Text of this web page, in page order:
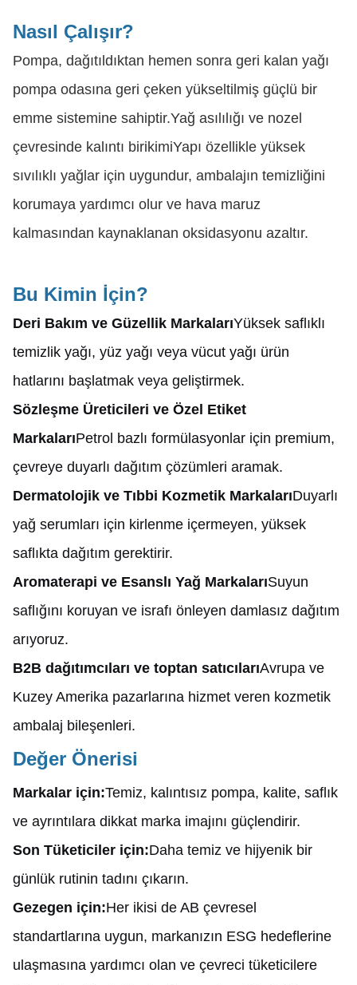
Nasıl Çalışır?
Pompa, dağıtıldıktan hemen sonra geri kalan yağı
pompa odasına geri çeken yükseltilmiş güçlü bir
emme sistemine sahiptir.Yağ asılılığı ve nozel
çevresinde kalıntı birikimiYapı özellikle yüksek
sıvılıklı yağlar için uygundur, ambalajın temizliğini
korumaya yardımcı olur ve hava maruz
kalmasından kaynaklanan oksidasyonu azaltır.
Bu Kimin İçin?
Deri Bakım ve Güzellik MarkalarıYüksek saflıklı
temizlik yağı, yüz yağı veya vücut yağı ürün
hatlarını başlatmak veya geliştirmek.
Sözleşme Üreticileri ve Özel Etiket
MarkalarıPetrol bazlı formülasyonlar için premium,
çevreye duyarlı dağıtım çözümleri aramak.
Dermatolojik ve Tıbbi Kozmetik MarkalarıDuyarlı
yağ serumları için kirlenme içermeyen, yüksek
saflıkta dağıtım gerektirir.
Aromaterapi ve Esanslı Yağ MarkalarıSuyun
saflığını koruyan ve israfı önleyen damlasız dağıtım
arıyoruz.
B2B dağıtımcıları ve toptan satıcılarıAvrupa ve
Kuzey Amerika pazarlarına hizmet veren kozmetik
ambalaj bileşenleri.
Değer Önerisi
Markalar için:Temiz, kalıntısız pompa, kalite, saflık
ve ayrıntılara dikkat marka imajını güçlendirir.
Son Tüketiciler için:Daha temiz ve hijyenik bir
günlük rutinin tadını çıkarın.
Gezegen için:Her ikisi de AB çevresel
standartlarına uygun, markanızın ESG hedeflerine
ulaşmasına yardımcı olan ve çevreci tüketicilere